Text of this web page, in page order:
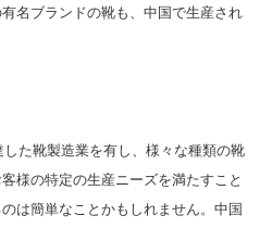
名ブランドの靴も、中国で生産され
た靴製造業を有し、様々な種類の靴
様の特定の生産ニーズを満たすこと
は簡単なことかもしれません。中国